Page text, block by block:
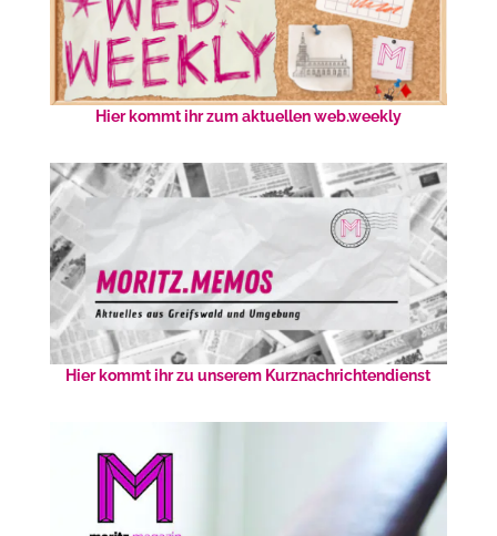
Hier kommt ihr zum aktuellen web.weekly
Hier kommt ihr zu unserem Kurznachrichtendienst